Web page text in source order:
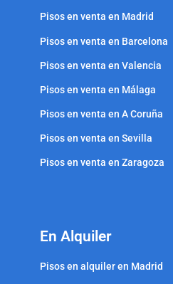
Pisos en venta en Madrid
Pisos en venta en Barcelona
Pisos en venta en Valencia
Pisos en venta en Málaga
Pisos en venta en A Coruña
Pisos en venta en Sevilla
Pisos en venta en Zaragoza
En Alquiler
Pisos en alquiler en Madrid